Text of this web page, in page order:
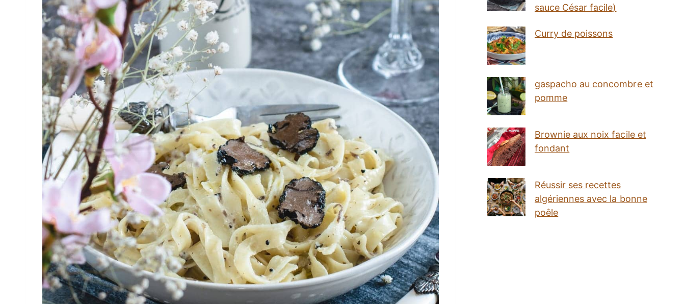
sauce César facile)
Curry de poissons
gaspacho au concombre et
pomme
Brownie aux noix facile et
fondant
Réussir ses recettes
algériennes avec la bonne
poêle